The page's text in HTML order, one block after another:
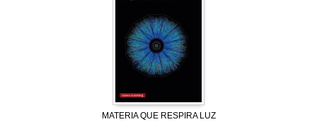
MATERIA QUE RESPIRA LUZ